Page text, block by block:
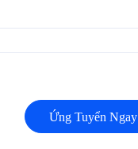
Ứng Tuyển Ngay